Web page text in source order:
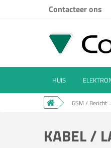
Contacteer ons
HUIS
GSM / Bericht
KABEL /